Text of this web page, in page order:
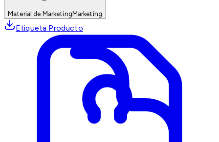
Material de MarketingMarketing
Etiqueta Producto